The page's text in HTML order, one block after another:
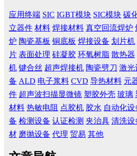
应用终端 SIC IGBT模块 SIC模块 碳
立器件 材料 焊接材料 真空回流焊炉
炉 陶瓷基板 铜底板 焊接设备 划片机
片 表面处理 硅凝胶 环氧树脂 散热器
机 键合丝 超声焊接机 陶瓷劈刀 激光
备 ALD 电子浆料 CVD 导热材料 元
件 超声波扫描显微镜 塑胶外壳 玻璃
材料 热敏电阻 点胶机 胶水 自动化设
备 检测设备 认证检测 夹治具 清洗设
材 磨抛设备 代理 贸易 其他